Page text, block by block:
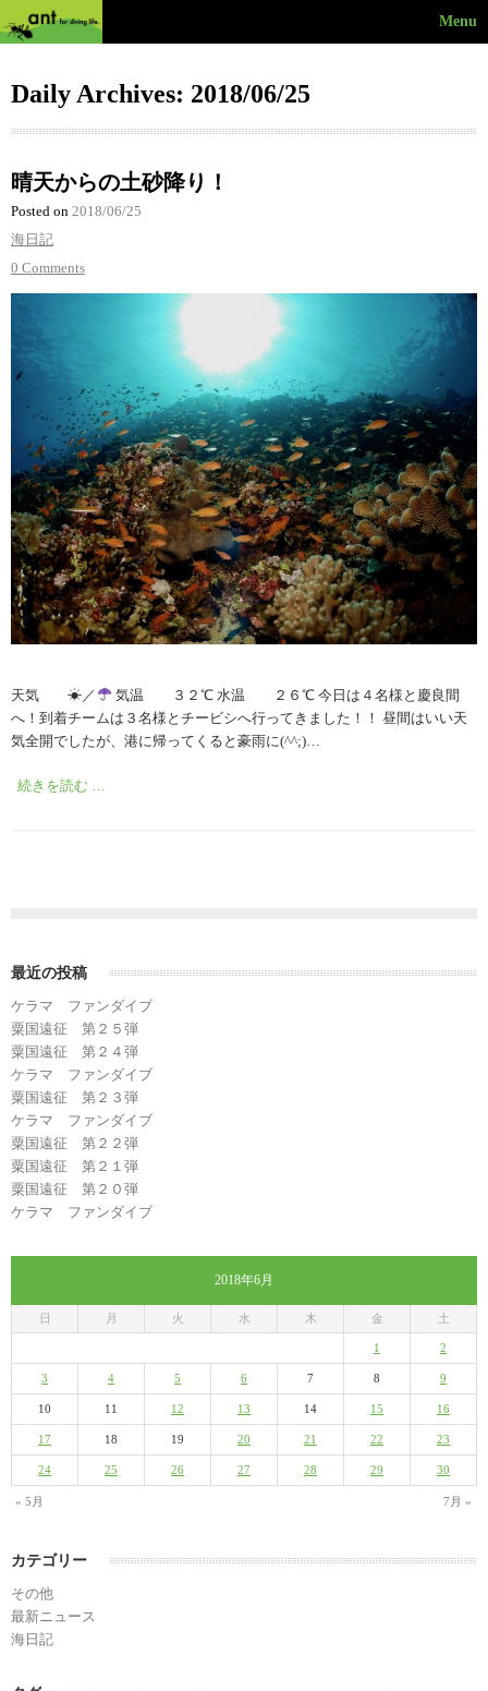
Menu
Daily Archives: 2018/06/25
晴天からの土砂降り！
Posted on 2018/06/25
海日記
0 Comments
天気 ☀︎／
気温 ３２℃ 水温 ２６℃ 今日は４名様と慶良間
へ！到着チームは３名様とチービシへ行ってきました！！ 昼間はいい天
気全開でしたが、港に帰ってくると豪雨に(^^;)…
続きを読む …
最近の投稿
ケラマ ファンダイブ
粟国遠征 第２５弾
粟国遠征 第２４弾
ケラマ ファンダイブ
粟国遠征 第２３弾
ケラマ ファンダイブ
粟国遠征 第２２弾
粟国遠征 第２１弾
粟国遠征 第２０弾
ケラマ ファンダイブ
2018年6月
日 月 火 水 木 金 土
« 5月 7月 »
1 2
3 4 5 6 7 8 9
10 11 12 13 14 15 16
17 18 19 20 21 22 23
24 25 26 27 28 29 30
カテゴリー
その他
最新ニュース
海日記